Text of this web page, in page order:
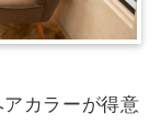
カラーが得意